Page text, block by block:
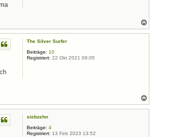
a
c
The Silver Surfer
Beiträge: 10
Registriert: 22 Okt 2021 09:05
a
c
siebzehn
Beiträge: 4
Registriert: 13 Feb 2023 13:52